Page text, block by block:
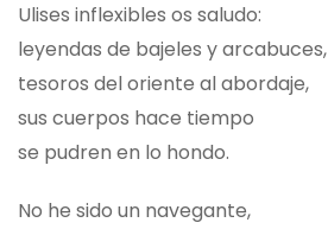
Ulises inflexibles os saludo:
leyendas de bajeles y arcabuces,
tesoros del oriente al abordaje,
sus cuerpos hace tiempo
se pudren en lo hondo.
No he sido un navegante,